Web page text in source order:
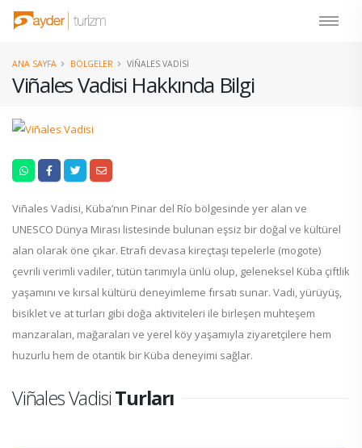
Viñales Vadisi Hakkında Bilgi
ANA SAYFA BÖLGELER VIÑALES VADISI
Viñales Vadisi, Küba’nın Pinar del Río bölgesinde yer alan ve
UNESCO Dünya Mirası listesinde bulunan eşsiz bir doğal ve kültürel
alan olarak öne çıkar. Etrafı devasa kireçtaşı tepelerle (mogote)
çevrili verimli vadiler, tütün tarımıyla ünlü olup, geleneksel Küba çiftlik
yaşamını ve kırsal kültürü deneyimleme fırsatı sunar. Vadi, yürüyüş,
bisiklet ve at turları gibi doğa aktiviteleri ile birleşen muhteşem
manzaraları, mağaraları ve yerel köy yaşamıyla ziyaretçilere hem
huzurlu hem de otantik bir Küba deneyimi sağlar.
Viñales VadisiTurları